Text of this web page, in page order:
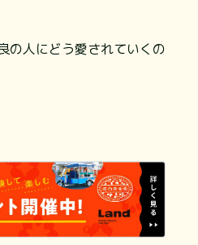
の人にどう愛されていくの